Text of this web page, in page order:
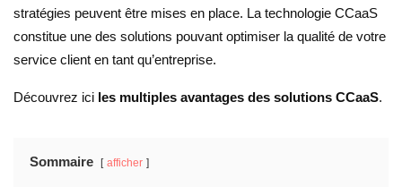
stratégies peuvent être mises en place. La technologie CCaaS
constitue une des solutions pouvant optimiser la qualité de votre
service client en tant qu’entreprise.
Découvrez ici les multiples avantages des solutions CCaaS.
Sommaire afficher